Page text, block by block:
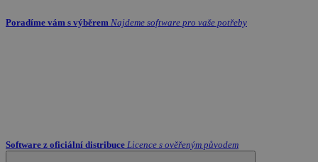
Poradíme vám s výběrem Najdeme software pro vaše potřeby
Software z oficiální distribuce Licence s ověřeným původem